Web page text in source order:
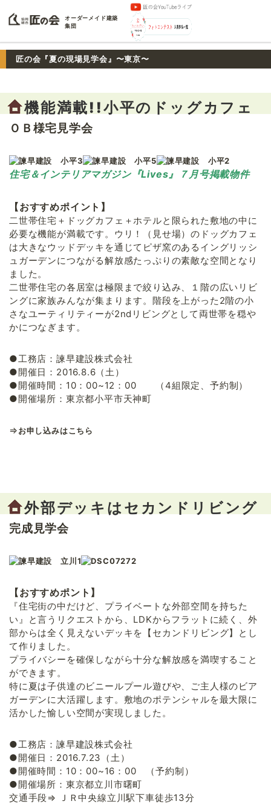
オーダーメイド建築
集団
匠の会『夏の現場見学会』〜東京〜
機能満載!!小平のドッグカフェ
ＯＢ様宅見学会
住宅＆インテリアマガジン『Lives』７月号掲載物件
【おすすめポイント】
二世帯住宅＋ドッグカフェ＋ホテルと限られた敷地の中に
必要な機能が満載です。ウリ！（見せ場）のドッグカフェ
は大きなウッドデッキを通じてピザ窯のあるイングリッシ
ュガーデンにつながる解放感たっぷりの素敵な空間となり
ました。
二世帯住宅の各居室は極限まで絞り込み、１階の広いリビ
ングに家族みんなが集まります。階段を上がった2階の小
さなユーティリティーが2ndリビングとして両世帯を穏や
かにつなぎます。
●工務店：諫早建設株式会社
●開催日：2016.8.6（土）
●開催時間：10：00~12：00 （4組限定、予約制）
●開催場所：東京都小平市天神町
⇒お申し込みはこちら
外部デッキはセカンドリビング
完成見学会
【おすすめポント】
『住宅街の中だけど、プライベートな外部空間を持ちた
い』と言うリクエストから、LDKからフラットに続く、外
部からは全く見えないデッキを【セカンドリビング】とし
て作りました。
プライバシーを確保しながら十分な解放感を満喫すること
ができます。
特に夏は子供達のビニールプール遊びや、ご主人様のビア
ガーデンに大活躍します。敷地のポテンシャルを最大限に
活かした愉しい空間が実現しました。
●工務店：諫早建設株式会社
●開催日：2016.7.23（土）
●開催時間：10：00~16：00 （予約制）
●開催場所：東京都立川市曙町
交通手段⇒ ＪＲ中央線立川駅下車徒歩13分